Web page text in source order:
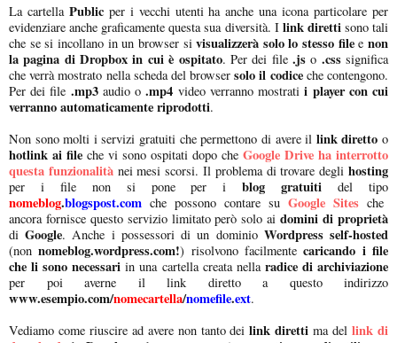
La cartella Public per i vecchi utenti ha anche una icona particolare per
evidenziare anche graficamente questa sua diversità. I link direttisono tali
che se si incollano in un browser sivisualizzerà solo lo stesso fileenon
la pagina di Dropbox in cui è ospitato. Per dei file.jso .csssignifica
che verrà mostrato nella scheda del browsersolo il codiceche contengono.
Per dei file .mp3audio o .mp4 video verranno mostratii player con cui
verranno automaticamente riprodotti.
Non sono molti i servizi gratuiti che permettono di avere il link diretto o
hotlink ai file che vi sono ospitati dopo che Google Drive ha interrotto
questa funzionalitànei mesi scorsi. Il problema di trovare deglihosting
per i file non si pone per iblog gratuiti del tipo
nomeblog.blogspost.com che possono contare su Google Sites che
ancora fornisce questo servizio limitato però solo aidomini di proprietà
diGoogle. Anche i possessori di un dominio Wordpress self-hosted
(nonnomeblog.wordpress.com!) risolvono facilmentecaricando i file
che li sono necessari in una cartella creata nella radice di archiviazione
per poi averne il link diretto a questo indirizzo
www.esempio.com/nomecartella/nomefile.ext.
Vediamo come riuscire ad avere non tanto deilink diretti ma dellink di